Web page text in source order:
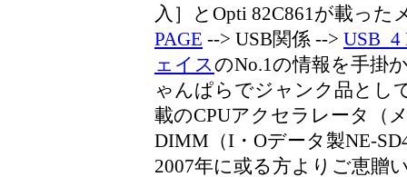
入］とOpti 82C861が載った
PAGE --> USB関係 -->
ェイスのNo.1の情報を手掛
ゃんぱらでジャンク品とし
載のCPUアクセラレータ（
DIMM（I・Oデータ製NE-
2007年に或る方よりご恵贈